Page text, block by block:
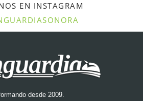
EN INSTAGRAM
desde 2009.